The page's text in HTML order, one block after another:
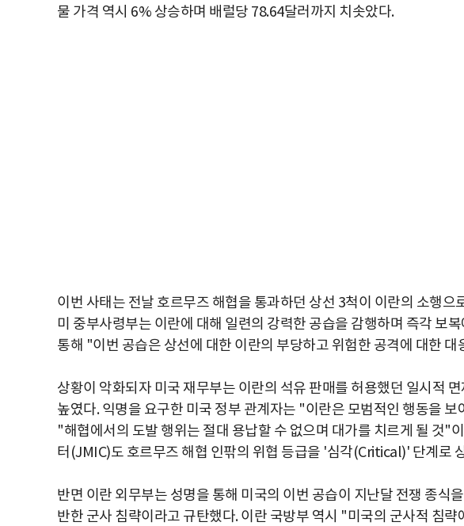
물 가격 역시 6% 상승하며 배럴당 78.64달러까지 치솟았다.
이번 사태는 전날 호르무즈 해협을 통과하던 상선 3척이 이란의 소행으
미 중부사령부는 이란에 대해 일련의 강력한 공습을 감행하며 즉각 보
통해 "이번 공습은 상선에 대한 이란의 부당하고 위험한 공격에 대한
상황이 악화되자 미국 재무부는 이란의 석유 판매를 허용했던 일시적
높였다. 익명을 요구한 미국 정부 관계자는 "이란은 모범적인 행동을
"해협에서의 도발 행위는 절대 용납할 수 없으며 대가를 치르게 될 것"
터(JMIC)도 호르무즈 해협 인팎의 위협 등급을 '심각(Critical)' 단계로
반면 이란 외무부는 성명을 통해 미국의 이번 공습이 지난달 전쟁 종식
반한 군사 침략이라고 규탄했다. 이란 국방부 역시 "미국의 군사적 침략